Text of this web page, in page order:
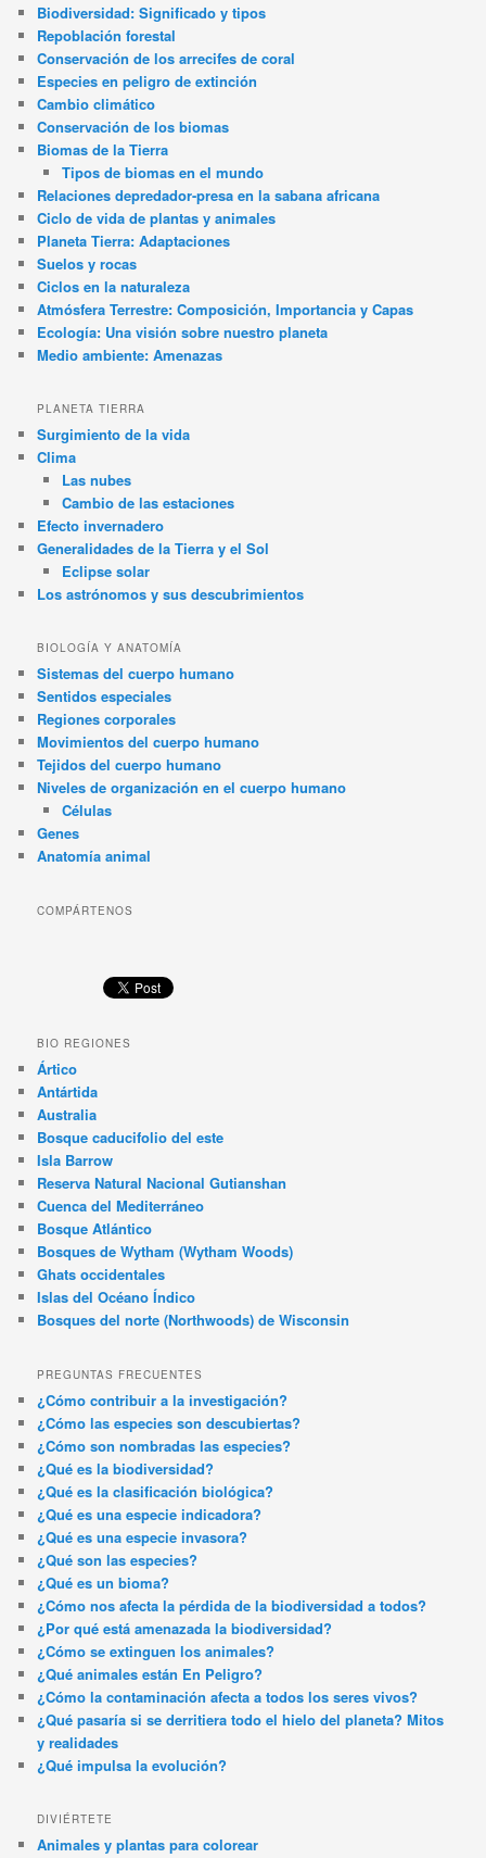
Biodiversidad: Significado y tipos
Repoblación forestal
Conservación de los arrecifes de coral
Especies en peligro de extinción
Cambio climático
Conservación de los biomas
Biomas de la Tierra
Tipos de biomas en el mundo
Relaciones depredador-presa en la sabana africana
Ciclo de vida de plantas y animales
Planeta Tierra: Adaptaciones
Suelos y rocas
Ciclos en la naturaleza
Atmósfera Terrestre: Composición, Importancia y Capas
Ecología: Una visión sobre nuestro planeta
Medio ambiente: Amenazas
PLANETA TIERRA
Surgimiento de la vida
Clima
Las nubes
Cambio de las estaciones
Efecto invernadero
Generalidades de la Tierra y el Sol
Eclipse solar
Los astrónomos y sus descubrimientos
BIOLOGÍA Y ANATOMÍA
Sistemas del cuerpo humano
Sentidos especiales
Regiones corporales
Movimientos del cuerpo humano
Tejidos del cuerpo humano
Niveles de organización en el cuerpo humano
Células
Genes
Anatomía animal
COMPÁRTENOS
BIO REGIONES
Ártico
Antártida
Australia
Bosque caducifolio del este
Isla Barrow
Reserva Natural Nacional Gutianshan
Cuenca del Mediterráneo
Bosque Atlántico
Bosques de Wytham (Wytham Woods)
Ghats occidentales
Islas del Océano Índico
Bosques del norte (Northwoods) de Wisconsin
PREGUNTAS FRECUENTES
¿Cómo contribuir a la investigación?
¿Cómo las especies son descubiertas?
¿Cómo son nombradas las especies?
¿Qué es la biodiversidad?
¿Qué es la clasificación biológica?
¿Qué es una especie indicadora?
¿Qué es una especie invasora?
¿Qué son las especies?
¿Qué es un bioma?
¿Cómo nos afecta la pérdida de la biodiversidad a todos?
¿Por qué está amenazada la biodiversidad?
¿Cómo se extinguen los animales?
¿Qué animales están En Peligro?
¿Cómo la contaminación afecta a todos los seres vivos?
¿Qué pasaría si se derritiera todo el hielo del planeta? Mitos
y realidades
¿Qué impulsa la evolución?
DIVIÉRTETE
Animales y plantas para colorear